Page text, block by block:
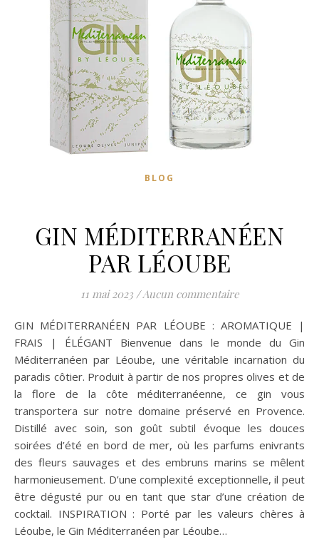
BLOG
GIN MÉDITERRANÉEN
PAR LÉOUBE
11 mai 2023 /Aucun commentaire
GIN MÉDITERRANÉEN PAR LÉOUBE : AROMATIQUE |
FRAIS | ÉLÉGANT Bienvenue dans le monde du Gin
Méditerranéen par Léoube, une véritable incarnation du
paradis côtier. Produit à partir de nos propres olives et de
la flore de la côte méditerranéenne, ce gin vous
transportera sur notre domaine préservé en Provence.
Distillé avec soin, son goût subtil évoque les douces
soirées d’été en bord de mer, où les parfums enivrants
des fleurs sauvages et des embruns marins se mêlent
harmonieusement. D’une complexité exceptionnelle, il peut
être dégusté pur ou en tant que star d’une création de
cocktail. INSPIRATION : Porté par les valeurs chères à
Léoube, le Gin Méditerranéen par Léoube…